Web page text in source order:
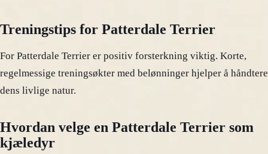
Treningstips for Patterdale Terrier
For Patterdale Terrier er positiv forsterkning viktig. Korte,
regelmessige treningsøkter med belønninger hjelper å håndtere
dens livlige natur.
Hvordan velge en Patterdale Terrier som
kjæledyr